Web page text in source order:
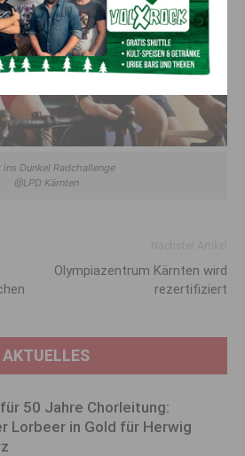
ins Dunkel Radchallenge
@LPD Kärnten
Olympiazentrum Kärnten wird
rezertifiziert
AKTUELLES
50 Jahre Chorleitung:
Lorbeer in Gold für Herwig